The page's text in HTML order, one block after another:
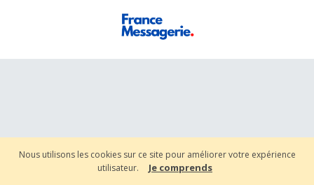
Nous utilisons les cookies sur ce site pour améliorer votre expérience
utilisateur.
Je comprends